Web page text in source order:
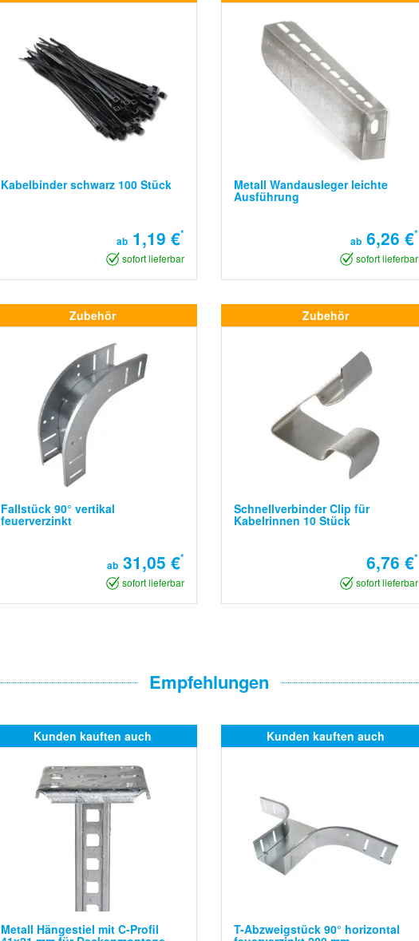
Kabelbinder schwarz 100 Stück
ab 1,19 €*
sofort lieferbar
Metall Wandausleger leichte
Ausführung
ab6,26 €*
sofort lieferbar
Zubehör
Fallstück 90° vertikal
feuerverzinkt
ab 31,05 €*
sofort lieferbar
Zubehör
Schnellverbinder Clip für
Kabelrinnen 10 Stück
6,76 €*
sofort lieferbar
Empfehlungen
Kunden kauften auch
Metall Hängestiel mit C-Profil
Kunden kauften auch
T-Abzweigstück 90° horizontal